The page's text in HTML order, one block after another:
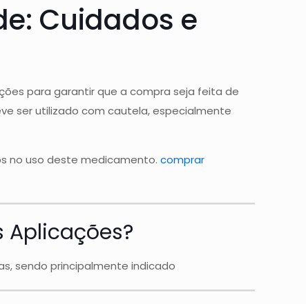
Cuidados e
para garantir que a compra seja feita de
ser utilizado com cautela, especialmente
no uso deste medicamento.comprar
Aplicações?
sendo principalmente indicado